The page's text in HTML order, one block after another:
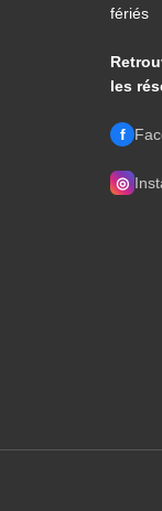
fériés
les
f
◎